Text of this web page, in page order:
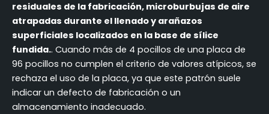
residuales de la fabricación, microburbujas de aire
atrapadas durante el llenado y arañazos
superficiales localizados en la base de sílice
fundida.. Cuando más de 4 pocillos de una placa de
96 pocillos no cumplen el criterio de valores atípicos, se
rechaza el uso de la placa, ya que este patrón suele
indicar un defecto de fabricación o un
almacenamiento inadecuado.